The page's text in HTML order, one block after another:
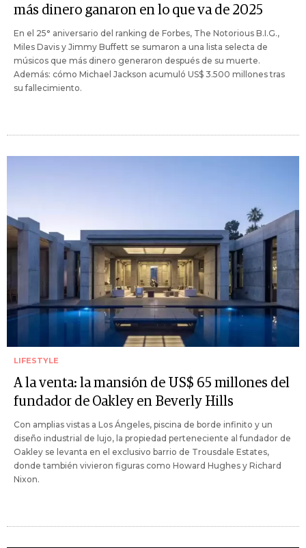
más dinero ganaron en lo que va de 2025
En el 25° aniversario del ranking de Forbes, The Notorious B.I.G.,
Miles Davis y Jimmy Buffett se sumaron a una lista selecta de
músicos que más dinero generaron después de su muerte.
Además: cómo Michael Jackson acumuló US$ 3.500 millones tras
su fallecimiento.
LIFESTYLE
A la venta: la mansión de US$ 65 millones del
fundador de Oakley en Beverly Hills
Con amplias vistas a Los Ángeles, piscina de borde infinito y un
diseño industrial de lujo, la propiedad perteneciente al fundador de
Oakley se levanta en el exclusivo barrio de Trousdale Estates,
donde también vivieron figuras como Howard Hughes y Richard
Nixon.